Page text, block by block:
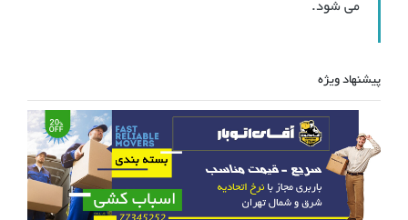
می شود.
پیشنهاد ویژه